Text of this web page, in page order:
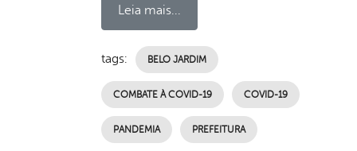
Leia mais...
tags: BELO JARDIM
COMBATE À COVID-19 COVID-19
PANDEMIA PREFEITURA